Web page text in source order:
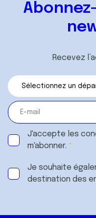
Recevez
J'accepte les
m'abonner.
Je souhaite
destination des